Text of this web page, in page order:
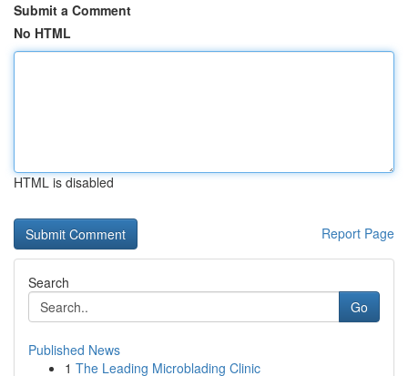
Submit a Comment
No HTML
HTML is disabled
Report Page
Search
Go
Published News
1 The Leading Microblading Clinic